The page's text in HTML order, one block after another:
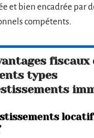
et bien encadrée par
compétents.
fiscaux
types